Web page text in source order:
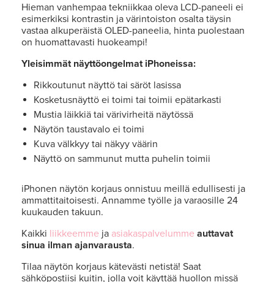
Hieman vanhempaa tekniikkaa oleva LCD-paneeli ei
esimerkiksi kontrastin ja värintoiston osalta täysin
vastaa alkuperäistä OLED-paneelia, hinta puolestaan
on huomattavasti huokeampi!
Yleisimmät näyttöongelmat iPhoneissa:
Rikkoutunut näyttö tai säröt lasissa
Kosketusnäyttö ei toimi tai toimii epätarkasti
Mustia läikkiä tai värivirheitä näytössä
Näytön taustavalo ei toimi
Kuva välkkyy tai näkyy väärin
Näyttö on sammunut mutta puhelin toimii
iPhonen näytön korjaus onnistuu meillä edullisesti ja
ammattitaitoisesti. Annamme työlle ja varaosille 24
kuukauden takuun.
Kaikki liikkeemme ja asiakaspalvelumme auttavat
sinua ilman ajanvarausta.
Tilaa näytön korjaus kätevästi netistä! Saat
sähköpostiisi kuitin, jolla voit käyttää huollon missä